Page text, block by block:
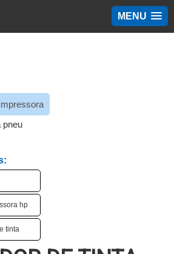
MENU
pneu
hp
tinta